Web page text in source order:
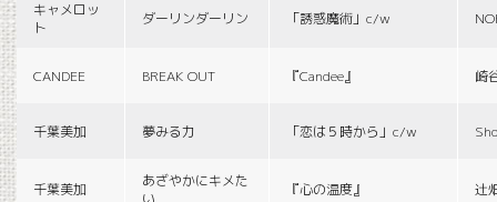
キャメロッ
ト
ダーリンダーリン 「誘惑魔術」c/w
CANDEE BREAK OUT 『Candee』 崎
千葉美加 夢みる力 「恋は５時から」c/w
千葉美加
あざやかにキメた
い
『心の温度』 辻